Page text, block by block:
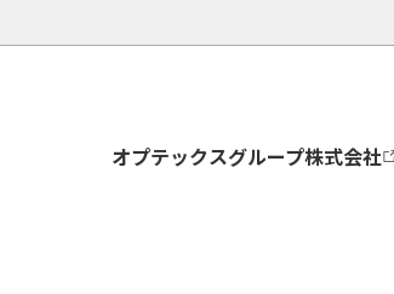
オプテックスグループ株式会社